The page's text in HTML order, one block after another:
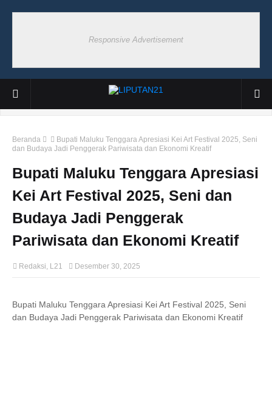
Responsive Advertisement
Beranda
Bupati Maluku Tenggara Apresiasi Kei Art Festival 2025, Seni
dan Budaya Jadi Penggerak Pariwisata dan Ekonomi Kreatif
Bupati Maluku Tenggara Apresiasi
Kei Art Festival 2025, Seni dan
Budaya Jadi Penggerak
Pariwisata dan Ekonomi Kreatif
Redaksi, L21 Desember 30, 2025
Bupati Maluku Tenggara Apresiasi Kei Art Festival 2025, Seni
dan Budaya Jadi Penggerak Pariwisata dan Ekonomi Kreatif